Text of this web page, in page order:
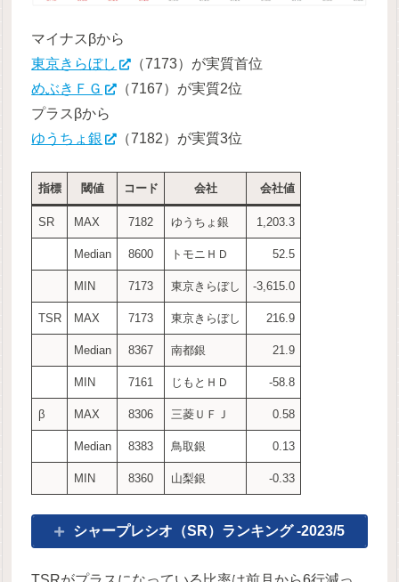
マイナスβから
東京きらぼし
（7173）が実質首位
めぶきＦＧ
（7167）が実質2位
プラスβから
ゆうちょ銀
（7182）が実質3位
指標 閾値 コード 会社 会社値
SR MAX 7182 ゆうちょ銀 1,203.3
Median 8600 トモニＨＤ 52.5
MIN 7173 東京きらぼし -3,615.0
TSR MAX 7173 東京きらぼし 216.9
Median 8367 南都銀 21.9
MIN 7161 じもとＨＤ -58.8
β MAX 8306 三菱ＵＦＪ 0.58
Median 8383 鳥取銀 0.13
MIN 8360 山梨銀 -0.33
シャープレシオ（SR）ランキング -2023/5